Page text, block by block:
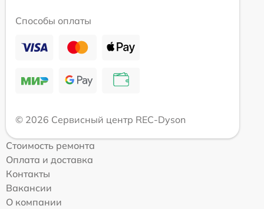
Способы оплаты
© 2026 Сервисный центр REC-Dyson
Стоимость ремонта
Оплата и доставка
Контакты
Вакансии
О компании